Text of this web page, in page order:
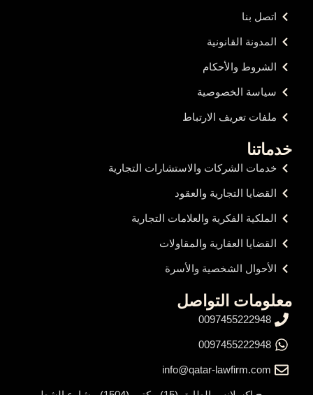
اتصل بنا
المدونة القانونية
الشروط والأحكام
سياسة الخصوصية
ملفات تعريف الارتباط
خدماتنا
خدمات الشركات والاستشارات التجارية
القضايا التجارية والعقود
الملكية الفكرية والعلامات التجارية
القضايا العقارية والمقاولات
الأحوال الشخصية والأسرة
معلومات التواصل
0097455222948
0097455222948
info@qatar-lawfirm.com